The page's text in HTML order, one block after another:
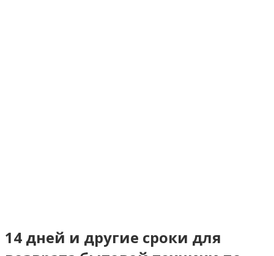
14 дней и другие сроки для